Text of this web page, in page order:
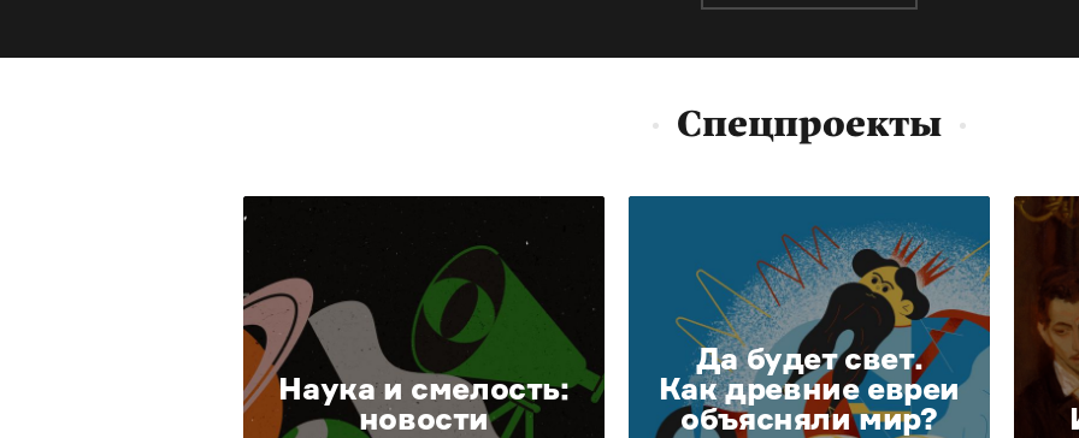
Спецпроекты
Наука и смелость:
новости
Да будет свет.
Как древние евреи
объясняли мир?